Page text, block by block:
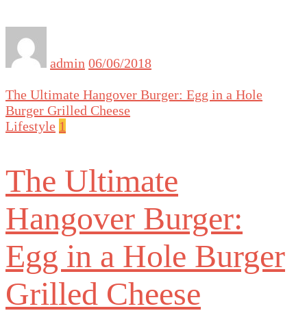
admin 06/06/2018
The Ultimate Hangover Burger: Egg in a Hole
Burger Grilled Cheese
Lifestyle 1
The Ultimate
Hangover Burger:
Egg in a Hole Burger
Grilled Cheese